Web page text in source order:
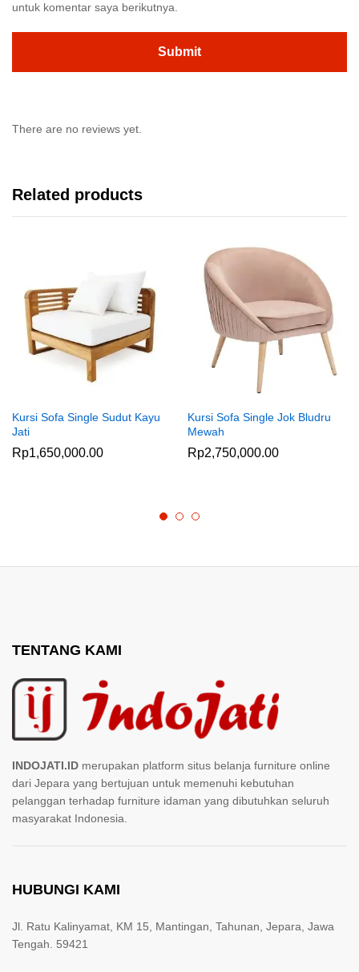
untuk komentar saya berikutnya.
There are no reviews yet.
Related products
Kursi Sofa Single Sudut Kayu
Jati
Rp1,650,000.00
Kursi Sofa Single Jok Bludru
Mewah
Rp2,750,000.00
TENTANG KAMI
INDOJATI.ID merupakan platform situs belanja furniture online
dari Jepara yang bertujuan untuk memenuhi kebutuhan
pelanggan terhadap furniture idaman yang dibutuhkan seluruh
masyarakat Indonesia.
HUBUNGI KAMI
Jl. Ratu Kalinyamat, KM 15, Mantingan, Tahunan, Jepara, Jawa
Tengah. 59421